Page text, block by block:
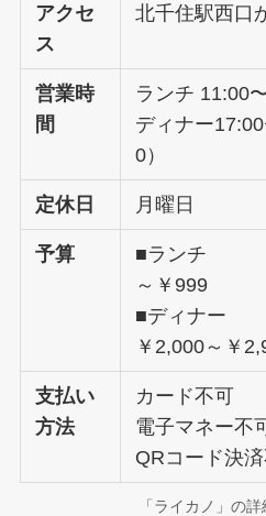
アクセ
ス
北千住駅西口
営業時
間
ランチ 11:00
ディナー
0）
定休日 月曜日
予算
■ランチ
～￥999
■ディナー
￥2,000～￥
支払い
方法
カード不可
電子マネー不
QRコード決
「ライカノ」の